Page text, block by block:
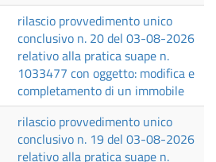
rilascio provvedimento unico
conclusivo n. 20 del 03-08-2026
relativo alla pratica suape n.
1033477 con oggetto: modifica e
completamento di un immobile
rilascio provvedimento unico
conclusivo n. 19 del 03-08-2026
relativo alla pratica suape n.